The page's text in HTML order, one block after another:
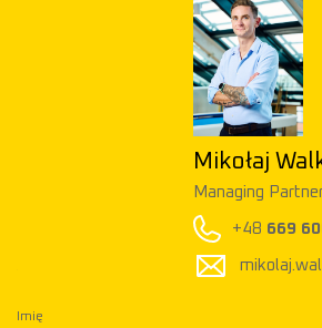
Mikołaj Walkowski
669 600 797
mikolaj.walkowski@triflow.pl
Imię